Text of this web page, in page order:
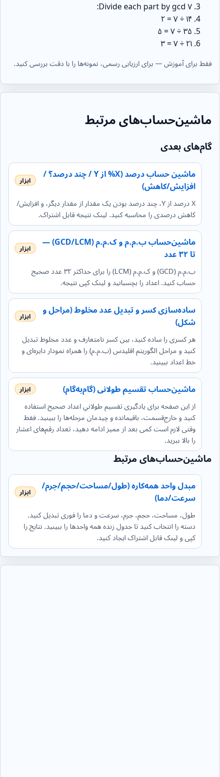
Divide each part by gcd ۷:
۱۴ ÷ ۷ = ۲
۳۵ ÷ ۷ = ۵
۲۱ ÷ ۷ = ۳
فقط برای آموزش — برای ارزیابی رسمی، نمونه‌ها را با دقت بررسی کنید.
ماشین‌حساب‌های مرتبط
گام‌های بعدی
ماشین حساب درصد (X% از Y / چند درصد؟ /
افزایش/کاهش)
X درصد از Y، چند درصد بودن یک مقدار از مقدار دیگر، و افزایش/
کاهش درصدی را محاسبه کنید. لینک نتیجه قابل اشتراک.
ماشین‌حساب ب.م.م و ک.م.م (GCD/LCM) —
تا ۳۲ عدد
ب.م.م (GCD) و ک.م.م (LCM) را برای حداکثر ۳۲ عدد صحیح
حساب کنید. اعداد را بچسبانید و لینک کپی نتیجه.
ساده‌سازی کسر و تبدیل عدد مخلوط (مراحل و
شکل)
هر کسری را ساده کنید، بین کسر نامتعارف و عدد مخلوط تبدیل
کنید و مراحل الگوریتم اقلیدس (ب.م.م) را همراه نمودار دایره‌ای و
خط اعداد ببینید.
ماشین‌حساب تقسیم طولانی (گام‌به‌گام)
از این صفحه برای یادگیری تقسیم طولانیِ اعداد صحیح استفاده
کنید و خارج‌قسمت، باقیمانده و چیدمان مرحله‌ها را ببینید. فقط
وقتی لازم است کمی بعد از ممیز ادامه دهید، تعداد رقم‌های اعشار
را بالا ببرید.
ماشین‌حساب‌های مرتبط
مبدل واحد همه‌کاره (طول/مساحت/حجم/جرم/
سرعت/دما)
طول، مساحت، حجم، جرم، سرعت و دما را فوری تبدیل کنید.
دسته را انتخاب کنید تا جدول زنده همه واحدها را ببینید. نتایج را
کپی و لینک قابل اشتراک ایجاد کنید.